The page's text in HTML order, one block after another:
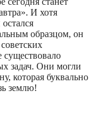
И хотя
образцом, он
задач. Они могли
которая буквально
землю!